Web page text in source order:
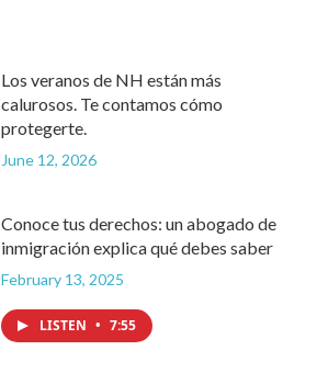
Los veranos de NH están más
calurosos. Te contamos cómo
protegerte.
June 12, 2026
Conoce tus derechos: un abogado de
inmigración explica qué debes saber
February 13, 2025
LISTEN • 7:55